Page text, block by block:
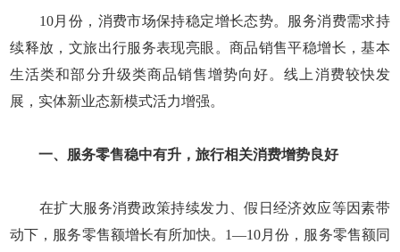
10月份，消费市场保持稳定增长态势。服务消费需求持
续释放，文旅出行服务表现亮眼。商品销售平稳增长，基本
生活类和部分升级类商品销售增势向好。线上消费较快发
展，实体新业态新模式活力增强。
一、服务零售稳中有升，旅行相关消费增势良好
在扩大服务消费政策持续发力、假日经济效应等因素带
动下，服务零售额增长有所加快。1—10月份，服务零售额同